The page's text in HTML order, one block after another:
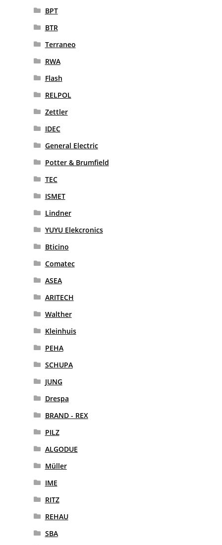
BPT
BTR
Terraneo
RWA
Flash
RELPOL
Zettler
IDEC
General Electric
Potter & Brumfield
TEC
ISMET
Lindner
YUYU Elekcronics
Bticino
Comatec
ASEA
ARITECH
Walther
Kleinhuis
PEHA
SCHUPA
JUNG
Drespa
BRAND - REX
PILZ
ALGODUE
Müller
IME
RITZ
REHAU
SBA